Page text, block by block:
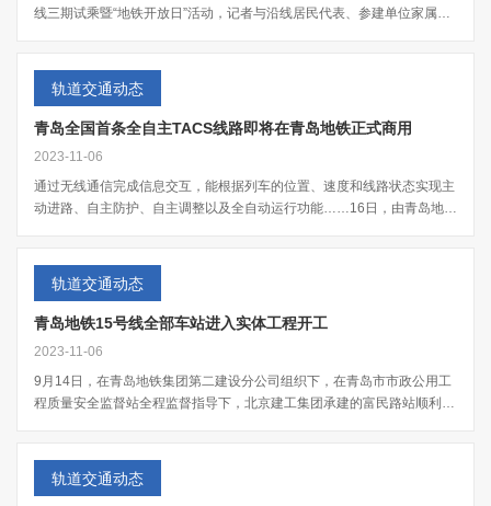
线三期试乘暨“地铁开放日”活动，记者与沿线居民代表、参建单位家属代
轨道交通动态
青岛全国首条全自主TACS线路即将在青岛地铁正式商用
2023-11-06
通过无线通信完成信息交互，能根据列车的位置、速度和线路状态实现主
动进路、自主防护、自主调整以及全自动运行功能……16日，由青岛地铁
轨道交通动态
青岛地铁15号线全部车站进入实体工程开工
2023-11-06
9月14日，在青岛地铁集团第二建设分公司组织下，在青岛市市政公用工
程质量安全监督站全程监督指导下，北京建工集团承建的富民路站顺利通
轨道交通动态